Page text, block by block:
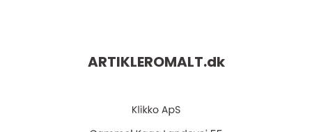
ARTIKLEROMALT.dk